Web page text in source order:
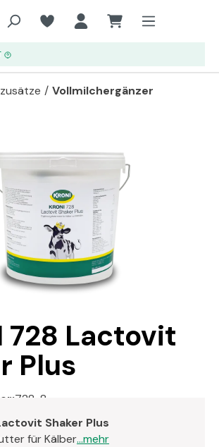
/ Vollmilchergänzer
728 Lactovit
Plus
728-8
Shaker Plus
für Kälber...mehr